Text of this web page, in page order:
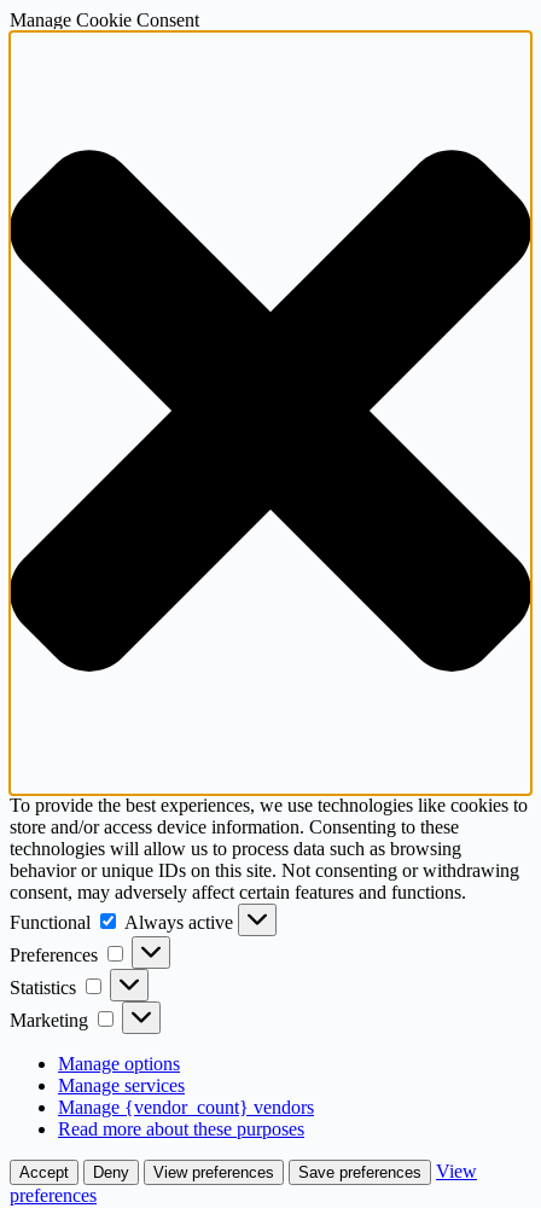
Manage Cookie Consent
To provide the best experiences, we use technologies like cookies to
store and/or access device information. Consenting to these
technologies will allow us to process data such as browsing
behavior or unique IDs on this site. Not consenting or withdrawing
consent, may adversely affect certain features and functions.
Functional
Functional
Always active
Preferences
Preferences
Statistics Statistics
Marketing Marketing
Manage options
Manage services
Manage {vendor_count} vendors
Read more about these purposes
Accept Deny View preferences Save preferences
View
preferences